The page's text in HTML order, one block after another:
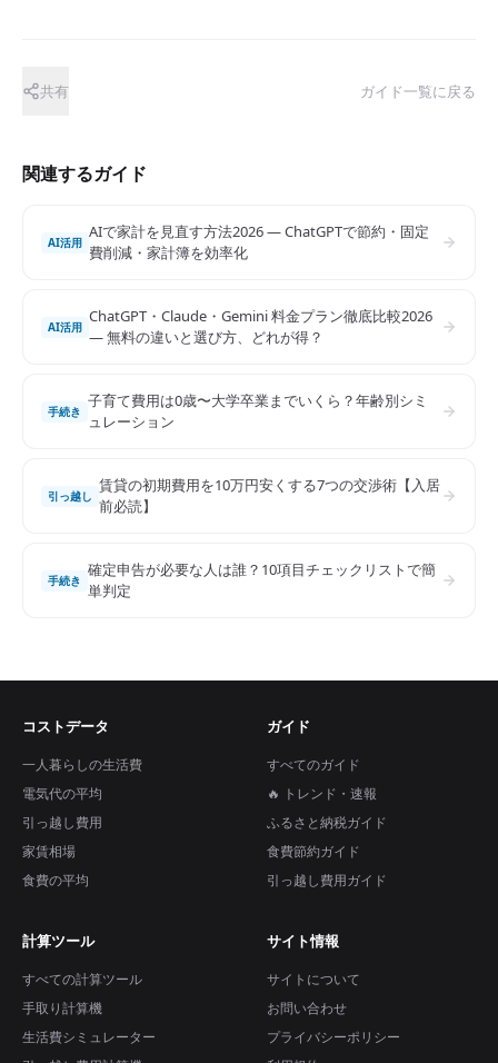
共有 ガイド一覧に戻る
関連するガイド
AI活用
AIで家計を見直す方法2026 — ChatGPTで節約・固定
費削減・家計簿を効率化
AI活用
ChatGPT・Claude・Gemini 料金プラン徹底比較2026
— 無料の違いと選び方、どれが得？
手続き
子育て費用は0歳〜大学卒業までいくら？年齢別シミ
ュレーション
引っ越し
賃貸の初期費用を10万円安くする7つの交渉術【入居
前必読】
手続き
確定申告が必要な人は誰？10項目チェックリストで簡
単判定
コストデータ
一人暮らしの生活費
電気代の平均
引っ越し費用
家賃相場
食費の平均
ガイド
すべてのガイド
🔥 トレンド・速報
ふるさと納税ガイド
食費節約ガイド
引っ越し費用ガイド
計算ツール
すべての計算ツール
手取り計算機
生活費シミュレーター
サイト情報
サイトについて
お問い合わせ
プライバシーポリシー